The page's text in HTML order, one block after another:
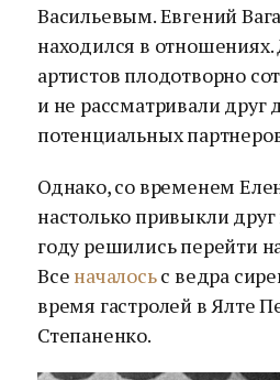
Васильевым. Евгений
находился в отношениях.
артистов плодотворно
и не рассматривали друг
потенциальных
Однако, со временем
настолько привыкли друг
году решились перейти
Все началосьс ведра
время гастролей в Ялте
Степаненко.